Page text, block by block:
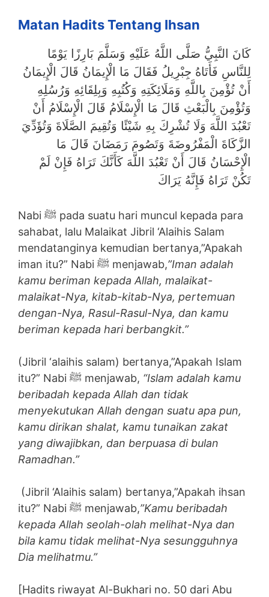
Matan Hadits Tentang Ihsan
لِلنَّاسِ فَأَتَاهُ جِبْرِيلُ فَقَالَ مَا الْإِيمَانُ قَالَ الْإِيمَانُ
أَنْ تُؤْمِنَ بِاللَّهِ وَمَلَائِكَتِهِ وَكُتُبِهِ وَبِلِقَائِهِ وَرُسُلِهِ
وَتُؤْمِنَ بِالْبَعْثِ قَالَ مَا الْإِسْلَامُ قَالَ الْإِسْلَامُ أَنْ
تَعْبُدَ اللَّهَ وَلَا تُشْرِكَ بِهِ شَيْئًا وَتُقِيمَ الصَّلَاةَ وَتُؤَدِّيَ
الزَّكَاةَ الْمَفْرُوضَةَ وَتَصُومَ رَمَضَانَ قَالَ مَا
الْإِحْسَانُ قَالَ أَنْ تَعْبُدَ اللَّهَ كَأَنَّكَ تَرَاهُ فَإِنْ لَمْ
تَكُنْ تَرَاهُ فَإِنَّهُ يَرَاكَ
Nabi ﷺ pada suatu hari muncul kepada para
sahabat, lalu Malaikat Jibril ‘Alaihis Salam
mendatanginya kemudian bertanya,”Apakah
iman itu?” Nabi ﷺ menjawab,”Iman adalah
kamu beriman kepada Allah, malaikat-
malaikat-Nya, kitab-kitab-Nya, pertemuan
dengan-Nya, Rasul-Rasul-Nya, dan kamu
beriman kepada hari berbangkit.”
(Jibril ‘alaihis salam) bertanya,”Apakah Islam
itu?” Nabi ﷺ menjawab, “Islam adalah kamu
beribadah kepada Allah dan tidak
menyekutukan Allah dengan suatu apa pun,
kamu dirikan shalat, kamu tunaikan zakat
yang diwajibkan, dan berpuasa di bulan
Ramadhan.”
(Jibril ‘Alaihis salam) bertanya,”Apakah ihsan
itu?” Nabi ﷺ menjawab,”Kamu beribadah
kepada Allah seolah-olah melihat-Nya dan
bila kamu tidak melihat-Nya sesungguhnya
Dia melihatmu.”
[Hadits riwayat Al-Bukhari no. 50 dari Abu